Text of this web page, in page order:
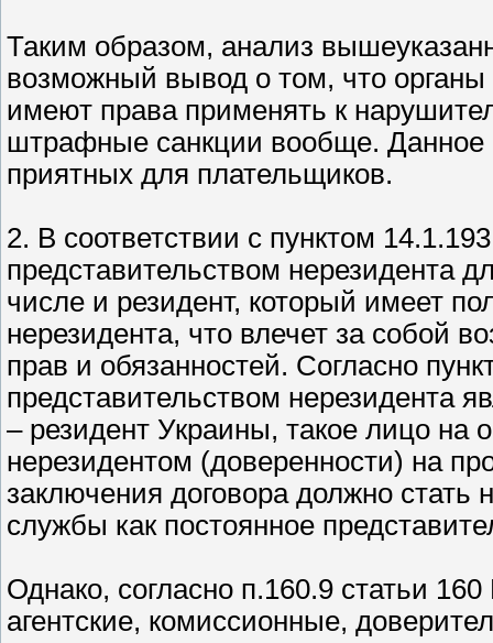
Таким образом, анализ
возможный вывод о том, что органы
имеют права применять к
штрафные санкции вообще. Данное
приятных для плательщиков.
2. В соответствии с пунктом
представительством нерезидента
числе и резидент, который имеет
нерезидента, что влечет за собой
прав и обязанностей. Согласно
представительством нерезидента
– резидент Украины, такое лицо на
нерезидентом (доверенности) на
заключения договора должно стать
службы как постоянное
Однако, согласно п.160.9 статьи
агентские, комиссионные,